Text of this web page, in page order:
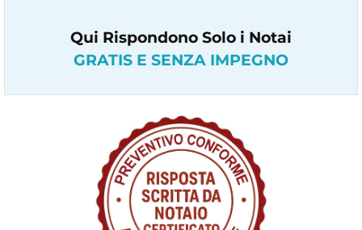
Qui Rispondono Solo i Notai
GRATIS E SENZA IMPEGNO